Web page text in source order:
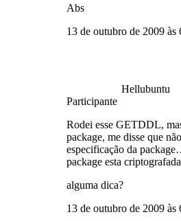
Abs
13 de outubro de 2009 às
Hellubuntu
Participante
Rodei esse GETDDL,
package, me disse que
especificação da
package esta
alguma dica?
13 de outubro de 2009 às